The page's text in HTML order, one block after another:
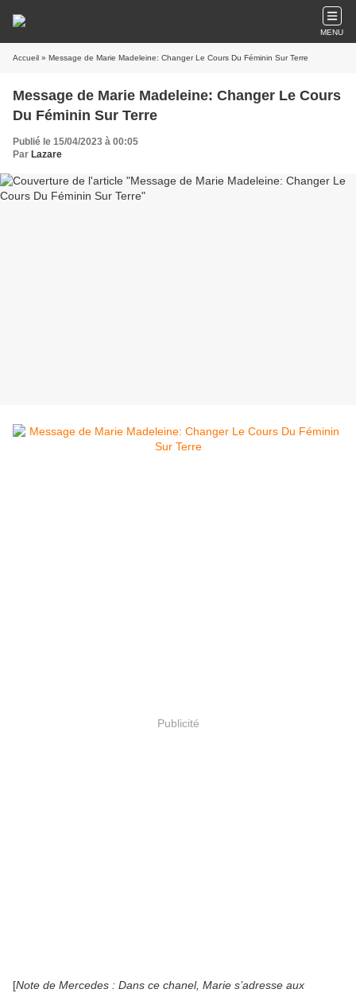
MENU
Accueil » Message de Marie Madeleine: Changer Le Cours Du Féminin Sur Terre
Message de Marie Madeleine: Changer Le Cours
Du Féminin Sur Terre
Publié le 15/04/2023 à 00:05
Par Lazare
Publicité
[Note de Mercedes : Dans ce chanel, Marie s’adresse aux